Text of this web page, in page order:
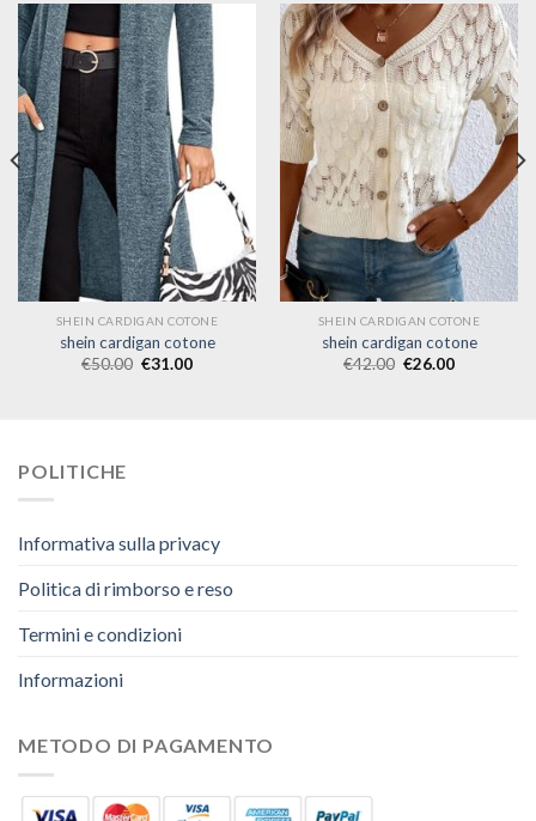
SHEIN CARDIGAN COTONE
shein cardigan cotone
€50.00 €31.00
SHEIN CARDIGAN COTONE
shein cardigan cotone
€42.00 €26.00
POLITICHE
Informativa sulla privacy
Politica di rimborso e reso
Termini e condizioni
Informazioni
METODO DI PAGAMENTO